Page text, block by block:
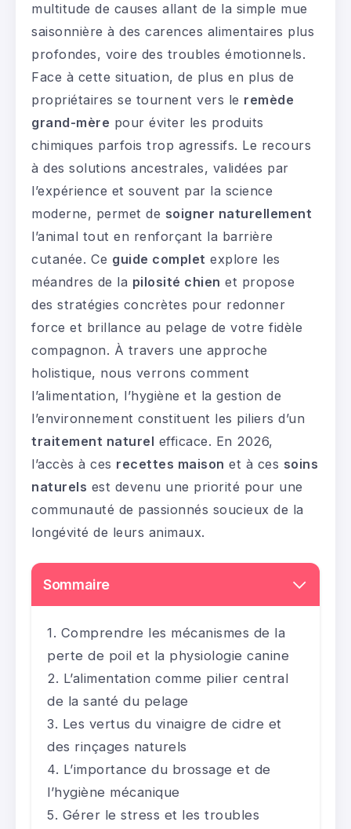
multitude de causes allant de la simple mue
saisonnière à des carences alimentaires plus
profondes, voire des troubles émotionnels.
Face à cette situation, de plus en plus de
propriétaires se tournent vers le remède
grand-mère pour éviter les produits
chimiques parfois trop agressifs. Le recours
à des solutions ancestrales, validées par
l’expérience et souvent par la science
moderne, permet de soigner naturellement
l’animal tout en renforçant la barrière
cutanée. Ce guide complet explore les
méandres de la pilosité chien et propose
des stratégies concrètes pour redonner
force et brillance au pelage de votre fidèle
compagnon. À travers une approche
holistique, nous verrons comment
l’alimentation, l’hygiène et la gestion de
l’environnement constituent les piliers d’un
traitement naturel efficace. En 2026,
l’accès à ces recettes maison et à ces soins
naturels est devenu une priorité pour une
communauté de passionnés soucieux de la
longévité de leurs animaux.
Sommaire
Comprendre les mécanismes de la
perte de poil et la physiologie canine
L’alimentation comme pilier central
de la santé du pelage
Les vertus du vinaigre de cidre et
des rinçages naturels
L’importance du brossage et de
l’hygiène mécanique
Gérer le stress et les troubles